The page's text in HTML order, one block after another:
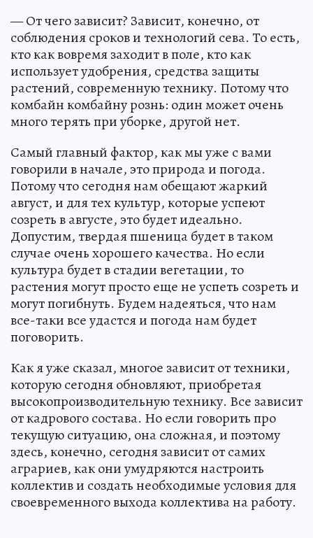
— От чего зависит? Зависит, конечно, от
соблюдения сроков и технологий сева. То есть,
кто как вовремя заходит в поле, кто как
использует удобрения, средства защиты
растений, современную технику. Потому что
комбайн комбайну рознь: один может очень
много терять при уборке, другой нет.
Самый главный фактор, как мы уже с вами
говорили в начале, это природа и погода.
Потому что сегодня нам обещают жаркий
август, и для тех культур, которые успеют
созреть в августе, это будет идеально.
Допустим, твердая пшеница будет в таком
случае очень хорошего качества. Но если
культура будет в стадии вегетации, то
растения могут просто еще не успеть созреть и
могут погибнуть. Будем надеяться, что нам
все-таки все удастся и погода нам будет
поговорить.
Как я уже сказал, многое зависит от техники,
которую сегодня обновляют, приобретая
высокопроизводительную технику. Все зависит
от кадрового состава. Но если говорить про
текущую ситуацию, она сложная, и поэтому
здесь, конечно, сегодня зависит от самих
аграриев, как они умудряются настроить
коллектив и создать необходимые условия для
своевременного выхода коллектива на работу.